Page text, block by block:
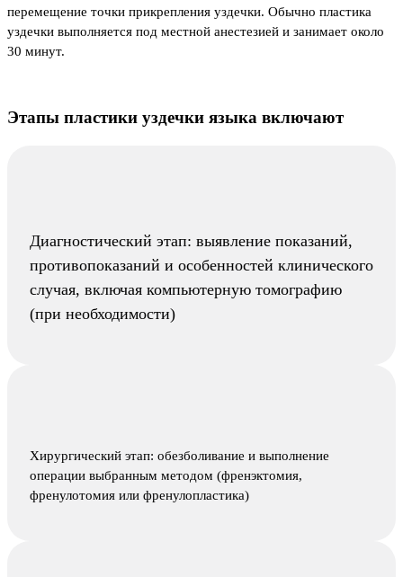
перемещение точки прикрепления уздечки. Обычно пластика
уздечки выполняется под местной анестезией и занимает около
30 минут.
Этапы пластики уздечки языка включают
Диагностический этап: выявление показаний,
противопоказаний и особенностей клинического
случая, включая компьютерную томографию
(при необходимости)
Хирургический этап: обезболивание и выполнение
операции выбранным методом (френэктомия,
френулотомия или френулопластика)